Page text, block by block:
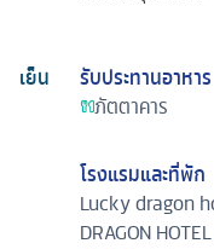
เย็น
รับประทานอาหาร
ภัตตาคาร
โรงแรมและที่พัก
Lucky dragon
DRAGON